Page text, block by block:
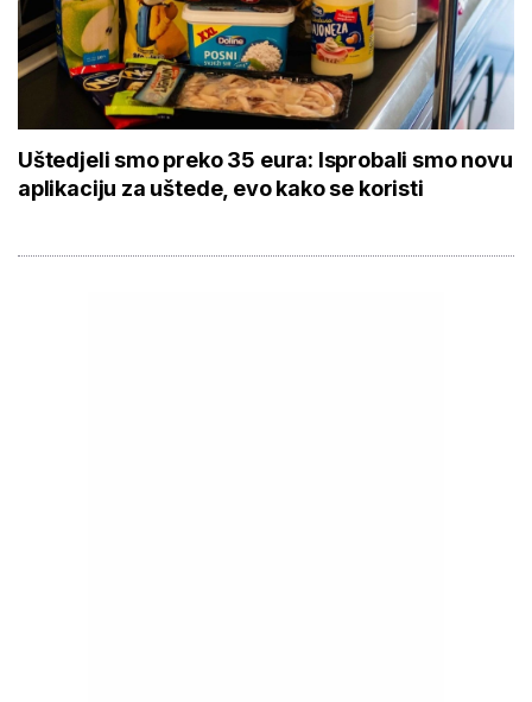
Uštedjeli smo preko 35 eura: Isprobali smo novu
aplikaciju za uštede, evo kako se koristi